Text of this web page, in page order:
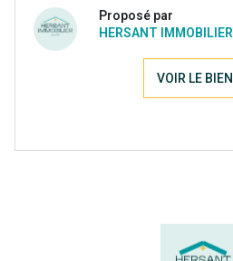
Proposé par
HERSANT IMMOBILIER
VOIR LE BIEN